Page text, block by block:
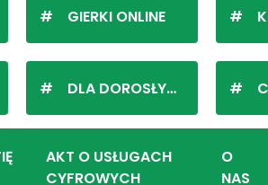
GIERKI ONLINE
DLA DOROSŁYCH
AKT O USŁUGACH
CYFROWYCH
O
NAS